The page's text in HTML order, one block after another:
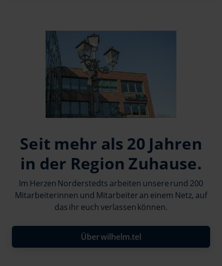
Seit mehr als 20 Jahren
in der Region Zuhause.
Im Herzen Norderstedts arbeiten unsere rund 200
Mitarbeiterinnen und Mitarbeiter an einem Netz, auf
das ihr euch verlassen können.
Über wilhelm.tel